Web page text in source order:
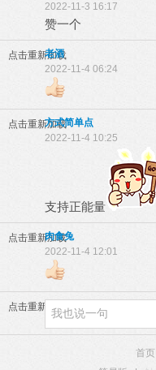
2022-11-3 16:17
赞一个
点击重新加载
老酒
2022-11-4 06:24
点击重新加载方式简单点
2022-11-4 10:25
支持正能量
点击重新加载
肉食兔
2022-11-4 12:01
点击重新加载
首页